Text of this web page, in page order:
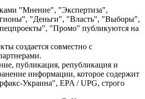
"Мнение", "Экспертиза",
"Деньги", "Власть", "Выборы",
"Промо" публикуются на
создается совместно с
публикация, републикация и
информации, которое содержит
Украина", EPA / UPG, строго